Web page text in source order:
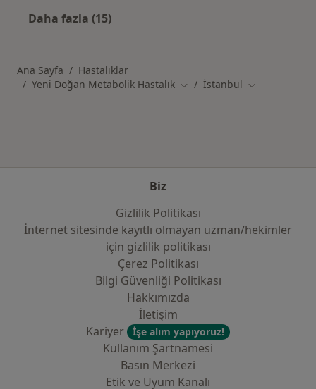
Daha fazla (15)
Ana Sayfa
Hastalıklar
Yeni Doğan Metabolik Hastalık Şehir değiştir
İstanbul Şehir değiştir
Biz
Gizlilik Politikası
İnternet sitesinde kayıtlı olmayan uzman/hekimler
i̇çin gizlilik politikası
Çerez Politikası
Bilgi Güvenliği Politikası
Hakkımızda
İletişim
Kariyer
İşe alım yapıyoruz!
Kullanım Şartnamesi
Basın Merkezi
Etik ve Uyum Kanalı